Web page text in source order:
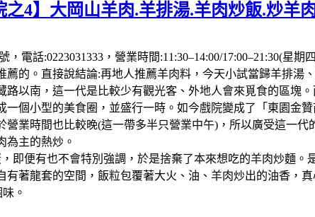
之4】大岡山羊肉.羊排湯.羊肉炒飯.炒羊
電話:0223031333，營業時間:11:30–14:00/17:00–21:30(星
薦的。直接說結論:再地人推薦羊肉料，今天小試當歸羊排
路以南，這一代是比較少有觀光客、外地人會來覓食的區塊
個小型的美食圈，並盛行一時。如今戲院變成了「東園金
業時間也比較晚(這一帶多半只營業中午)，所以廣受這一
為主的熱炒。
即便有也不會特別強調，於是捨棄了本來想吃的羊肉炒麵
著龍套的空間，飯粒包覆著大火、油、羊肉炒出的油香，
。